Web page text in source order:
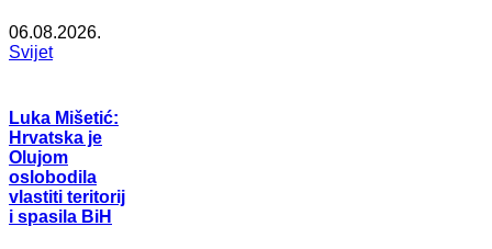
06.08.2026.
Svijet
Luka Mišetić:
Hrvatska je
Olujom
oslobodila
vlastiti teritorij
i spasila BiH